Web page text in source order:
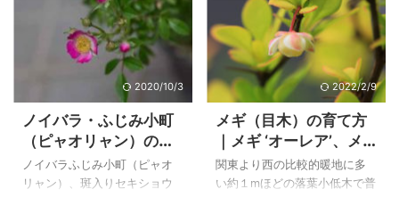
です。 樹木にスイレンとよく
似た可憐な花が咲いて、初め
て見て時には驚きました。 １
～３mになるようですが、鉢植
えでミニ盆栽から好きな大き
さに育てることが出来ます
が、水切れには注意が必要で
す。 上のスイレンボク（睡蓮
木）は、自宅で２００５年６
月２９日に撮影した花です。
とモミジは園芸品が多く、庭
植や盆栽などに人気のある樹
木になっています。 下にカエ
デ科・カエデ属のハウチワカ
エデ（羽団扇楓）とミネカエ
デ（峰楓）の特徴と写真を載
せています。 上のイタヤカエ
デ（板屋楓）、リンドウの寄
せ植えの写真は２０１５年４
月２２日に撮影したもので
2020/10/3
ノイバラ・ふじみ小町
（ピャオリャン）の育
て方
ノイバラふじみ小町（ピャオ
リャン）、斑入りセキショウ
2022/2/9
メギ（目木）の育て方
｜メギ ‘オーレア’、メ
ギ‘ローズ・グロー’
関東より西の比較的暖地に多
い約１mほどの落葉小低木で普